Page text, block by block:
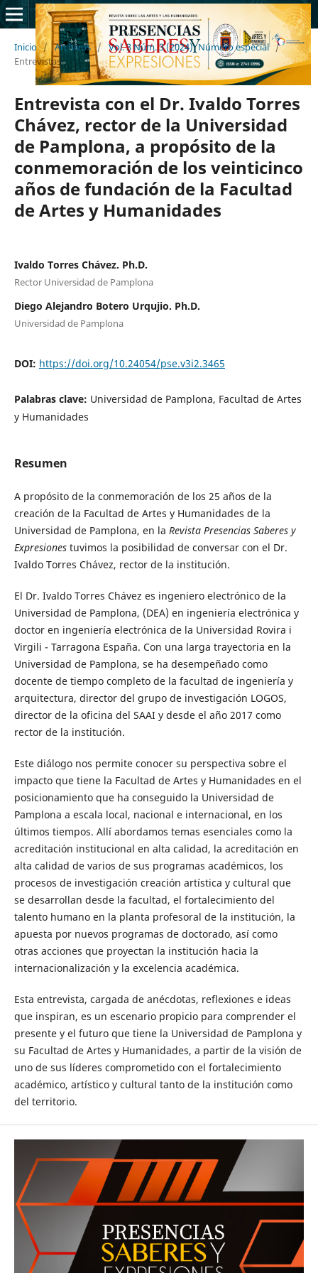
Inicio / Archivos / Vol. 3 Núm. 3 (2024): Número especial /
Entrevistas
Entrevista con el Dr. Ivaldo Torres
Chávez, rector de la Universidad
de Pamplona, a propósito de la
conmemoración de los veinticinco
años de fundación de la Facultad
de Artes y Humanidades
Ivaldo Torres Chávez. Ph.D.
Rector Universidad de Pamplona
Diego Alejandro Botero Urqujio. Ph.D.
Universidad de Pamplona
DOI: https://doi.org/10.24054/pse.v3i2.3465
Palabras clave: Universidad de Pamplona, Facultad de Artes
y Humanidades
Resumen
A propósito de la conmemoración de los 25 años de la
creación de la Facultad de Artes y Humanidades de la
Universidad de Pamplona, en la Revista Presencias Saberes y
Expresionestuvimos la posibilidad de conversar con el Dr.
Ivaldo Torres Chávez, rector de la institución.
El Dr. Ivaldo Torres Chávez es ingeniero electrónico de la
Universidad de Pamplona, (DEA) en ingeniería electrónica y
doctor en ingeniería electrónica de la Universidad Rovira i
Virgili - Tarragona España. Con una larga trayectoria en la
Universidad de Pamplona, se ha desempeñado como
docente de tiempo completo de la facultad de ingeniería y
arquitectura, director del grupo de investigación LOGOS,
director de la oficina del SAAI y desde el año 2017 como
rector de la institución.
Este diálogo nos permite conocer su perspectiva sobre el
impacto que tiene la Facultad de Artes y Humanidades en el
posicionamiento que ha conseguido la Universidad de
Pamplona a escala local, nacional e internacional, en los
últimos tiempos. Allí abordamos temas esenciales como la
acreditación institucional en alta calidad, la acreditación en
alta calidad de varios de sus programas académicos, los
procesos de investigación creación artística y cultural que
se desarrollan desde la facultad, el fortalecimiento del
talento humano en la planta profesoral de la institución, la
apuesta por nuevos programas de doctorado, así como
otras acciones que proyectan la institución hacia la
internacionalización y la excelencia académica.
Esta entrevista, cargada de anécdotas, reflexiones e ideas
que inspiran, es un escenario propicio para comprender el
presente y el futuro que tiene la Universidad de Pamplona y
su Facultad de Artes y Humanidades, a partir de la visión de
uno de sus líderes comprometido con el fortalecimiento
académico, artístico y cultural tanto de la institución como
del territorio.